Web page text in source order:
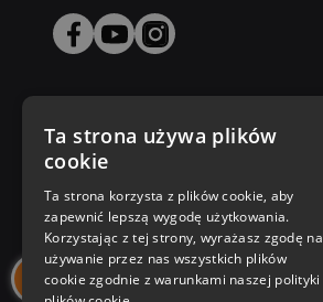
Zakupy u nas
Nasza oferta
Nasi autorzy
Ta strona używa plików
cookie
Ta strona korzysta z plików cookie, aby
zapewnić lepszą wygodę użytkowania.
Korzystając z tej strony, wyrażasz zgodę na
używanie przez nas wszystkich plików
cookie zgodnie z warunkami naszej polityki